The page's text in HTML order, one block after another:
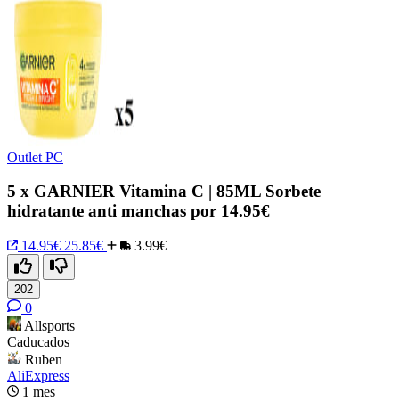
Outlet PC
5 x GARNIER Vitamina C | 85ML Sorbete
hidratante anti manchas por 14.95€
14.95€ 25.85€ 3.99€
202
0
Allsports
Caducados
Ruben
AliExpress
1 mes